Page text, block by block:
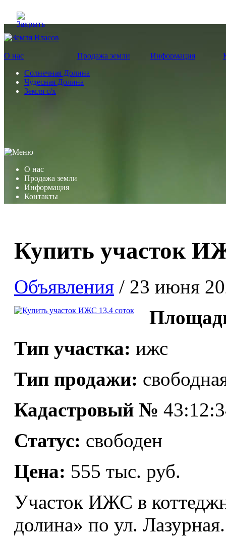
О нас Продажа земли Информация
Солнечная Долина
Чудесная Долина
Земля с/х
О нас
Продажа земли
Информация
Контакты
Продажа земельных
Купить участок
Объявления / 23 июня
Тип участка: ижс
Тип продажи:
Кадастровый №
Статус: свободен
Цена: 555 тыс. руб.
Участок ИЖС в
долина» по ул.